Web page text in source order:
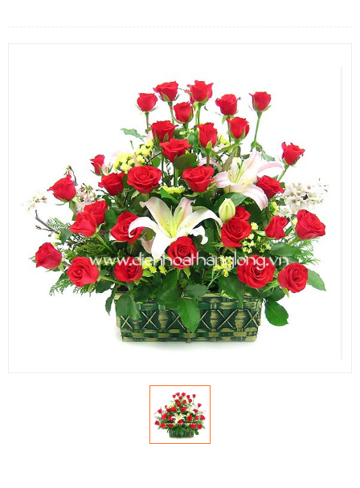
QUÀ TẾT 2026
HƯỚNG DẪN MUA HÀNG
DỊCH VỤ GỬI ĐIỆN HOA VỀ
PHƯƠNG THỨC THANH